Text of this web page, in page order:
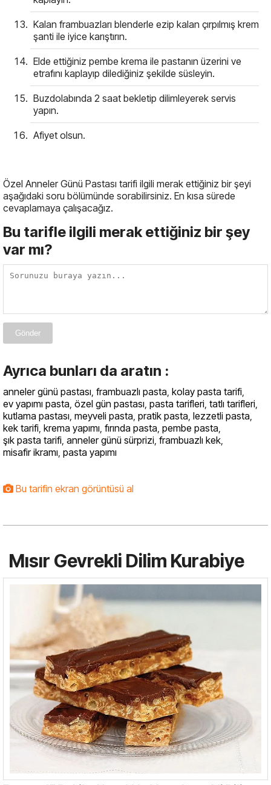
Kalan frambuazları blenderle ezip kalan çırpılmış krem
şanti ile iyice karıştırın.
Elde ettiğiniz pembe krema ile pastanın üzerini ve
etrafını kaplayıp dilediğiniz şekilde süsleyin.
Buzdolabında 2 saat bekletip dilimleyerek servis
yapın.
Afiyet olsun.
Özel Anneler Günü Pastası tarifi ilgili merak ettiğiniz bir şeyi
aşağıdaki soru bölümünde sorabilirsiniz. En kısa sürede
cevaplamaya çalışacağız.
Bu tarifle ilgili merak ettiğiniz bir şey
var mı?
Gönder
Ayrıca bunları da aratın :
anneler günü pastası, frambuazlı pasta, kolay pasta tarifi,
ev yapımı pasta, özel gün pastası, pasta tarifleri, tatlı tarifleri,
kutlama pastası, meyveli pasta, pratik pasta, lezzetli pasta,
kek tarifi, krema yapımı, fırında pasta, pembe pasta,
şık pasta tarifi, anneler günü sürprizi, frambuazlı kek,
misafir ikramı, pasta yapımı
Bu tarifin ekran görüntüsü al
Mısır Gevrekli Dilim Kurabiye